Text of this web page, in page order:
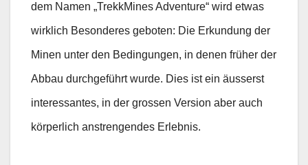
dem Namen „TrekkMines Adventure“ wird etwas
wirklich Besonderes geboten: Die Erkundung der
Minen unter den Bedingungen, in denen früher der
Abbau durchgeführt wurde. Dies ist ein äusserst
interessantes, in der grossen Version aber auch
körperlich anstrengendes Erlebnis.